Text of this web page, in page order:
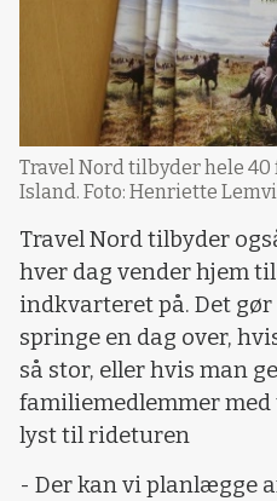
Travel Nord tilbyder hele
Island. Foto: Henriette
Travel Nord tilbyder
hver dag vender hjem
indkvarteret på. Det
springe en dag over,
så stor, eller hvis man
familiemedlemmer
lyst til rideturen
- Der kan vi planlægge